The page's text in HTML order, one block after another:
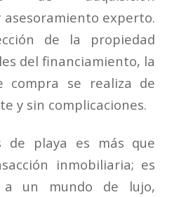
experto.
de la propiedad
del financiamiento, la
compra se realiza de
y sin complicaciones.
de playa es más que
inmobiliaria; es
un mundo de lujo,